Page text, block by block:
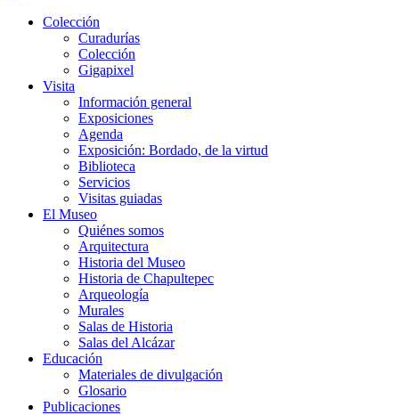
Colección
Curadurías
Colección
Gigapixel
Visita
Información general
Exposiciones
Agenda
Exposición: Bordado, de la virtud
Biblioteca
Servicios
Visitas guiadas
El Museo
Quiénes somos
Arquitectura
Historia del Museo
Historia de Chapultepec
Arqueología
Murales
Salas de Historia
Salas del Alcázar
Educación
Materiales de divulgación
Glosario
Publicaciones